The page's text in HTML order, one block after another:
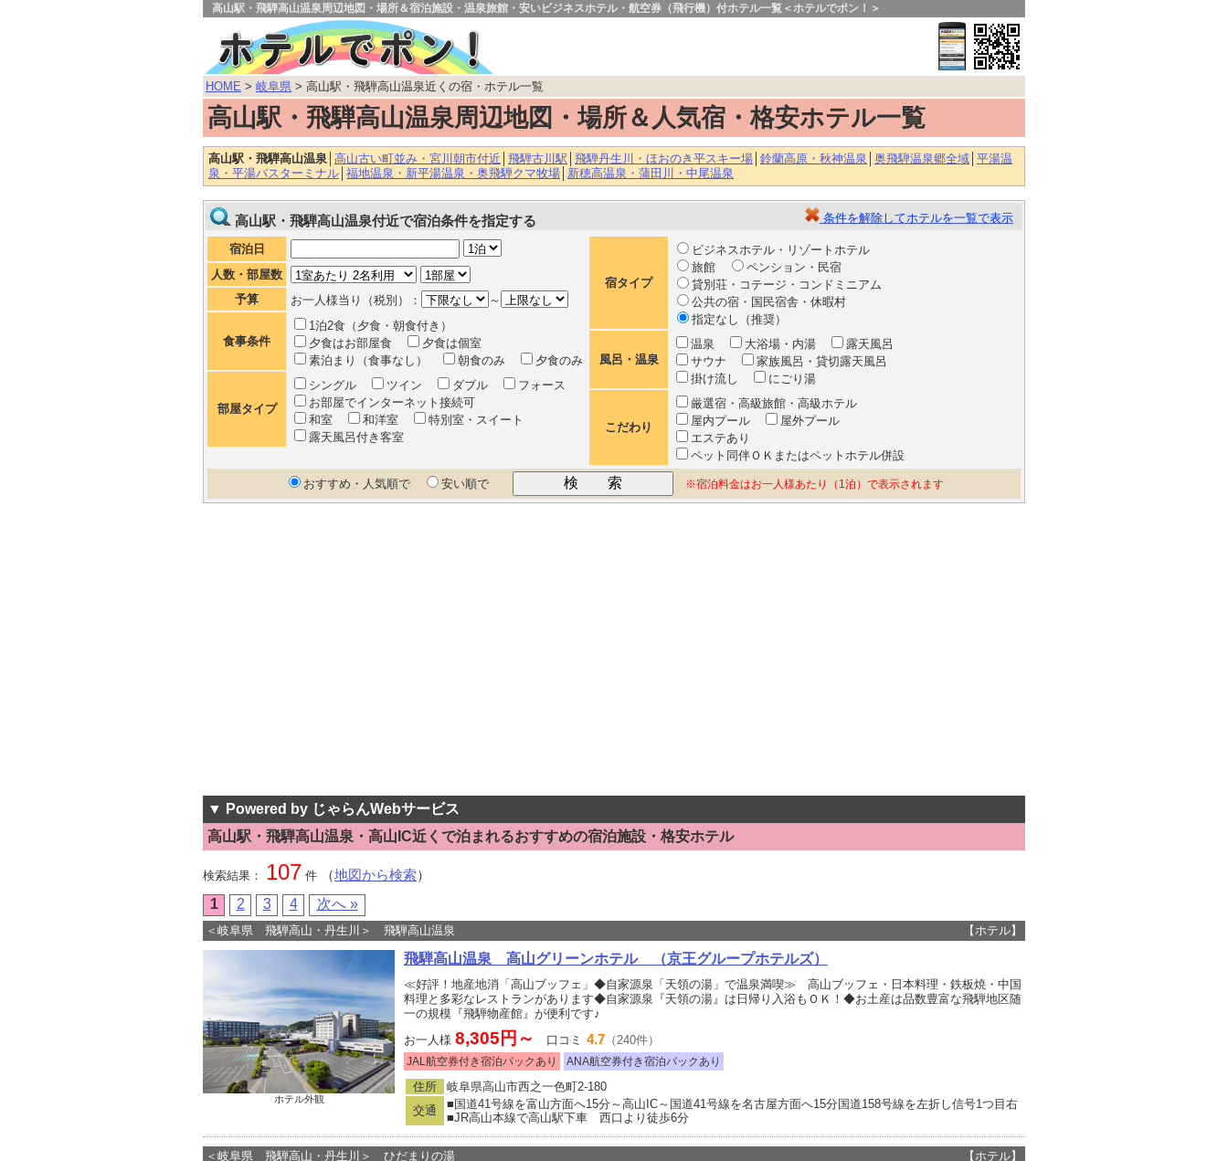
高山駅・飛騨高山温泉周辺地図・場所＆宿泊施設・温泉旅館・安いビジネスホテル・航空券（飛行機）付ホテル一覧＜ホテルでポン！＞
HOME > 岐阜県 > 高山駅・飛騨高山温泉近くの宿・ホテル一覧
高山駅・飛騨高山温泉周辺地図・場所＆人気宿・格安ホテル一覧
高山駅・飛騨高山温泉 高山古い町並み・宮川朝市付近 飛騨古川駅 飛騨丹生川・ほおのき平スキー場 鈴蘭高原・秋神温泉 奥飛騨温泉郷全域 平湯温
泉・平湯バスターミナル 福地温泉・新平湯温泉・奥飛騨クマ牧場 新穂高温泉・蒲田川・中尾温泉
高山駅・飛騨高山温泉付近で宿泊条件を指定する 条件を解除してホテルを一覧で表示
宿泊日
人数・部屋数
予算
お一人様当り（税別）： ～
食事条件
1泊2食（夕食・朝食付き）
夕食はお部屋食
夕食は個室
素泊まり（食事なし）
朝食のみ 夕食のみ
部屋タイプ
シングル ツイン ダブル
フォース
お部屋でインターネット接続可
和室
和洋室
特別室・スイート
露天風呂付き客室
宿タイプ
ビジネスホテル・リゾートホテル
旅館
ペンション・民宿
貸別荘・コテージ・コンドミニアム
公共の宿・国民宿舎・休暇村
指定なし（推奨）
風呂・温泉
温泉 大浴場・内湯
露天風呂
サウナ
家族風呂・貸切露天風呂
掛け流し
にごり湯
こだわり
厳選宿・高級旅館・高級ホテル
屋内プール
屋外プール
エステあり
ペット同伴ＯＫまたはペットホテル併設
おすすめ・人気順で 安い順で ※宿泊料金はお一人様あたり（1泊）で表示されます
▼ Powered by じゃらんWebサービス
高山駅・飛騨高山温泉・高山IC近くで泊まれるおすすめの宿泊施設・格安ホテル
検索結果： 107 件 （地図から検索）
1 2 3 4 次へ »
＜岐阜県 飛騨高山・丹生川＞ 飛騨高山温泉 【ホテル】
ホテル外観
飛騨高山温泉 高山グリーンホテル （京王グループホテルズ）
≪好評！地産地消「高山ブッフェ」◆自家源泉「天領の湯」で温泉満喫≫ 高山ブッフェ・日本料理・鉄板焼・中国
料理と多彩なレストランがあります◆自家源泉『天領の湯』は日帰り入浴もＯＫ！◆お土産は品数豊富な飛騨地区随
一の規模『飛騨物産館』が便利です♪
お一人様 8,305円～ 口コミ 4.7 （240件）
JAL航空券付き宿泊パックあり ANA航空券付き宿泊パックあり
住所
岐阜県高山市西之一色町2-180
交通
■国道41号線を富山方面へ15分～高山IC～国道41号線を名古屋方面へ15分国道158号線を左折し信号1つ目右
■JR高山本線で高山駅下車 西口より徒歩6分
＜岐阜県 飛騨高山・丹生川＞ ひだまりの湯 【ホテル】